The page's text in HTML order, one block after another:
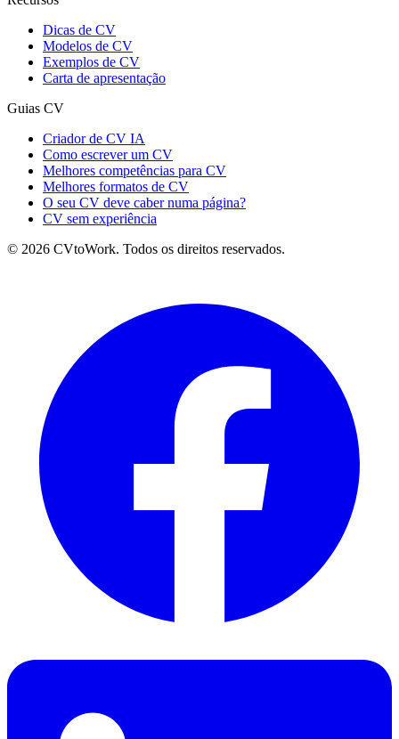
Dicas de CV
Modelos de CV
Exemplos de CV
Carta de apresentação
Guias CV
Criador de CV IA
Como escrever um CV
Melhores competências para CV
Melhores formatos de CV
O seu CV deve caber numa página?
CV sem experiência
© 2026 CVtoWork. Todos os direitos reservados.